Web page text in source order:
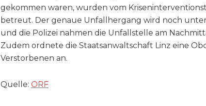
gekommen waren, wurden vom
betreut. Der genaue Unfallhergang wird noch
und die Polizei nahmen die Unfallstelle am
Zudem ordnete die Staatsanwaltschaft Linz eine
Verstorbenen an.
Quelle: ORF